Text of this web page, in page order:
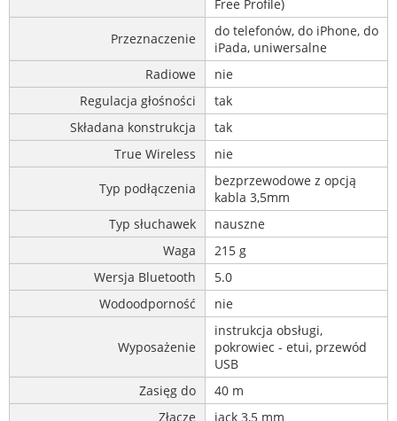
Free Profile)
Przeznaczenie
do telefonów, do iPhone, do
iPada, uniwersalne
Radiowe
nie
Regulacja głośności
tak
Składana konstrukcja
tak
True Wireless
nie
Typ podłączenia
bezprzewodowe z opcją
kabla 3,5mm
Typ słuchawek
nauszne
Waga
215 g
Wersja Bluetooth
5.0
Wodoodporność
nie
Wyposażenie
instrukcja obsługi,
pokrowiec - etui, przewód
USB
Zasięg do
40 m
Złącze
jack 3,5 mm